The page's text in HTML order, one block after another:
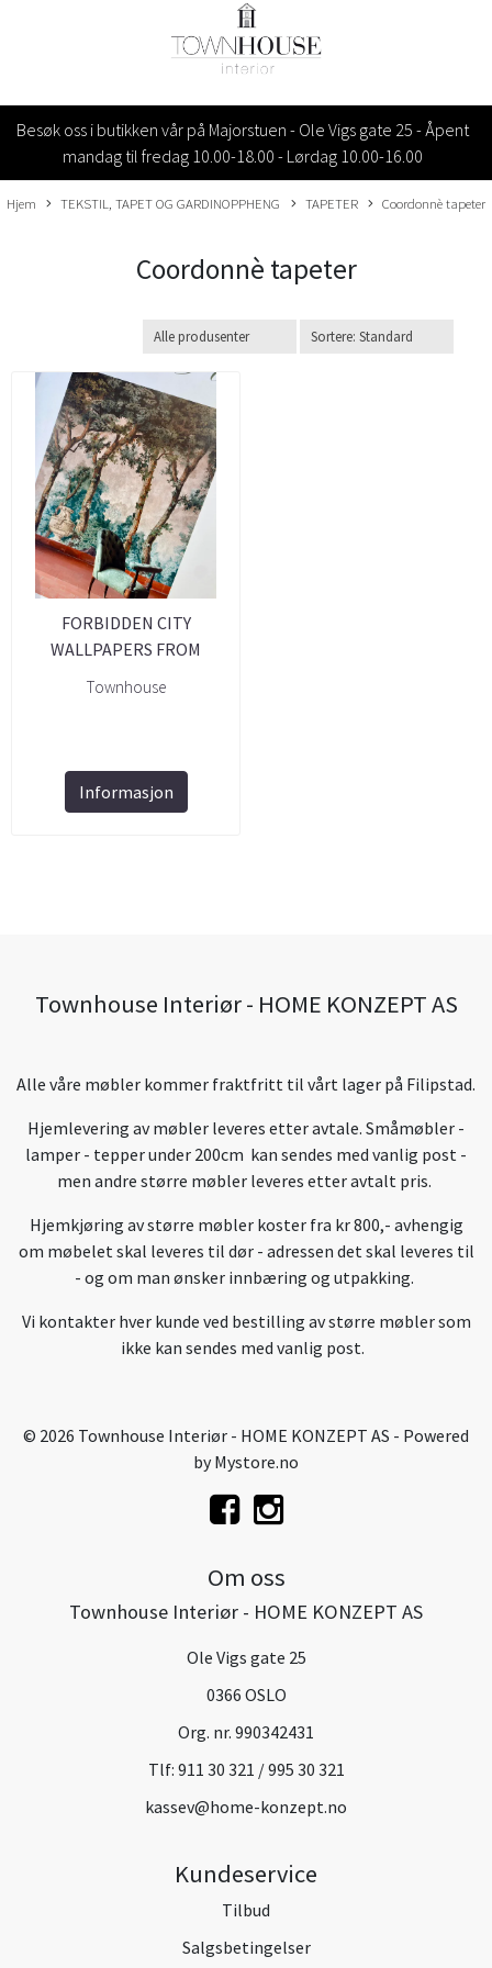
Besøk oss i butikken vår på Majorstuen - Ole Vigs gate 25 - Åpent
mandag til fredag 10.00-18.00 - Lørdag 10.00-16.00
Hjem TEKSTIL, TAPET OG GARDINOPPHENG TAPETER Coordonnè tapeter
Coordonnè tapeter
FORBIDDEN CITY
WALLPAPERS FROM
CORDONNÈ
Townhouse
Informasjon
Townhouse Interiør - HOME KONZEPT AS
Alle våre møbler kommer fraktfritt til vårt lager på Filipstad.
Hjemlevering av møbler leveres etter avtale. Småmøbler -
lamper - tepper under 200cm kan sendes med vanlig post -
men andre større møbler leveres etter avtalt pris.
Hjemkjøring av større møbler koster fra kr 800,- avhengig
om møbelet skal leveres til dør - adressen det skal leveres til
- og om man ønsker innbæring og utpakking.
Vi kontakter hver kunde ved bestilling av større møbler som
ikke kan sendes med vanlig post.
© 2026 Townhouse Interiør - HOME KONZEPT AS - Powered
byMystore.no
Om oss
Townhouse Interiør - HOME KONZEPT AS
Ole Vigs gate 25
0366 OSLO
Org. nr. 990342431
Tlf: 911 30 321 / 995 30 321
kassev@home-konzept.no
Kundeservice
Tilbud
Salgsbetingelser